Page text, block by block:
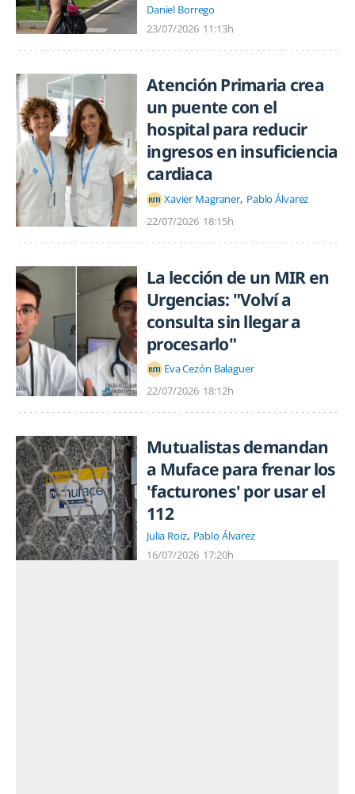
Daniel Borrego
23/07/2026 11:13h
Atención Primaria crea
un puente con el
hospital para reducir
ingresos en insuficiencia
cardiaca
Xavier Magraner Pablo Álvarez
22/07/2026 18:15h
La lección de un MIR en
Urgencias: "Volví a
consulta sin llegar a
procesarlo"
Eva Cezón Balaguer
22/07/2026 18:12h
Mutualistas demandan
a Muface para frenar los
'facturones' por usar el
112
Julia Roiz Pablo Álvarez
16/07/2026 17:20h